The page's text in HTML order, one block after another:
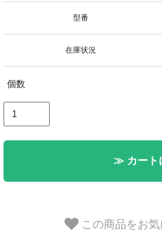
型番
在庫状況
個数
≫ カート
この商品をお